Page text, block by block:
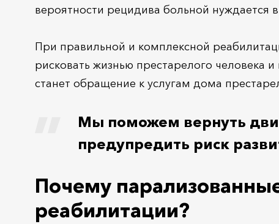
вероятности рецидива больной нуждается
При правильной и комплексной
рисковать жизнью престарелого
станет обращение к услугам дома
Мы поможем вернуть
предупредить риск
Почему
реабилитации?